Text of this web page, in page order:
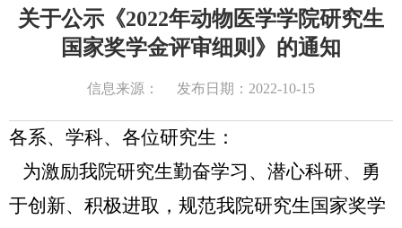
关于公示《2022年动物医学学院研究生
国家奖学金评审细则》的通知
信息来源： 发布日期：2022-10-15
各系、学科、各位研究生：
为激励我院研究生勤奋学习、潜心科研、勇
于创新、积极进取，规范我院研究生国家奖学